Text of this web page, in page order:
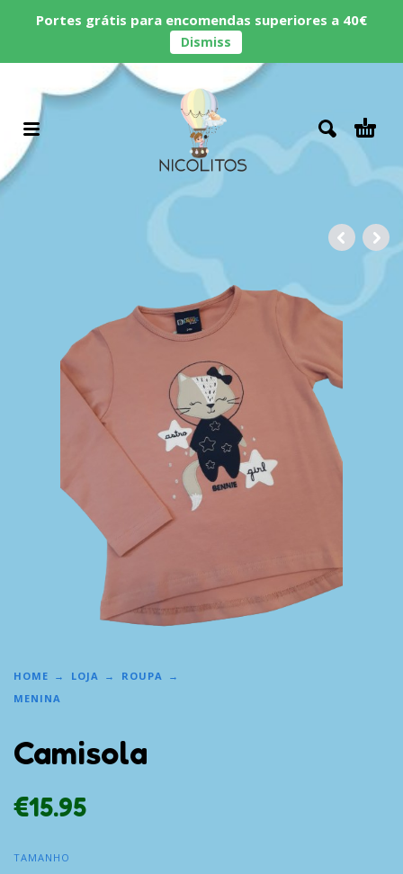
Portes grátis para encomendas superiores a 40€
Dismiss
HOME LOJA
ROUPA
MENINA
Camisola
€15.95
TAMANHO